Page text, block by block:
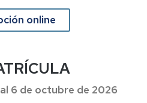
online
6 de octubre de 2026